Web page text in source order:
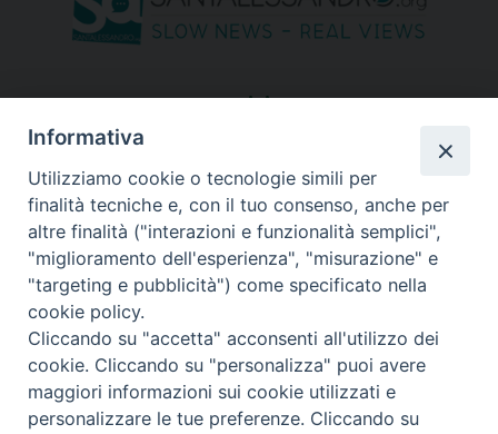
seguici su
Informativa
Utilizziamo cookie o tecnologie simili per
finalità tecniche e, con il tuo consenso, anche per
altre finalità ("interazioni e funzionalità semplici",
"miglioramento dell'esperienza", "misurazione" e
"targeting e pubblicità") come specificato nella
cookie policy.
Cliccando su "accetta" acconsenti all'utilizzo dei
cookie. Cliccando su "personalizza" puoi avere
maggiori informazioni sui cookie utilizzati e
personalizzare le tue preferenze. Cliccando su